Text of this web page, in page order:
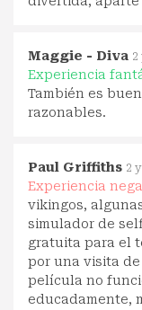
Maggie - Diva 2
Experiencia
También es
razonables.
Paul Griffiths 2
Experiencia
vikingos,
simulador de
gratuita para el
por una visita
película no
educadamente,